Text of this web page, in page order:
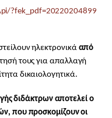
?fek_pdf=20220204899
ηλεκτρονικά από
τους για απαλλαγή
δικαιολογητικά.
διδάκτρων αποτελεί ο
που προσκομίζουν οι